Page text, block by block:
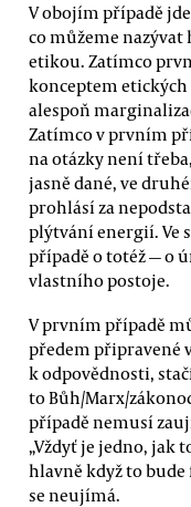
V obojím případě
co můžeme
etikou. Zatímco
konceptem
alespoň
Zatímco v prvním
na otázky není
jasně dané, ve
prohlásí za
plýtvání energií. Ve
případě o totéž — o
vlastního postoje.
V prvním případě
předem připravené
k odpovědnosti,
to Bůh/Marx/
případě nemusí
„Vždyť je jedno, jak
hlavně když to bude
se neujímá.